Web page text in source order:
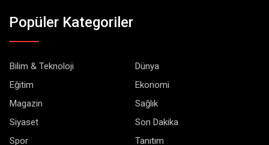
Popüler Kategoriler
Bilim & Teknoloji
Dünya
Eğitim
Ekonomi
Magazin
Sağlık
Siyaset
Son Dakika
Spor
Tanıtım